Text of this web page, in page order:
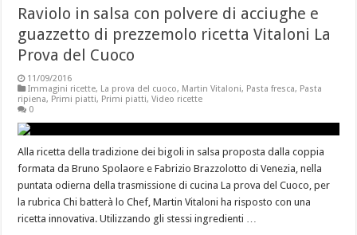
Raviolo in salsa con polvere di acciughe e
guazzetto di prezzemolo ricetta Vitaloni La
Prova del Cuoco
11/09/2016
Immagini ricette, La prova del cuoco, Martin Vitaloni, Pasta fresca, Pasta
ripiena, Primi piatti, Primi piatti,Video ricette
0
Alla ricetta della tradizione dei bigoli in salsa proposta dalla coppia
formata da Bruno Spolaore e Fabrizio Brazzolotto di Venezia, nella
puntata odierna della trasmissione di cucina La prova del Cuoco, per
la rubrica Chi batterà lo Chef, Martin Vitaloni ha risposto con una
ricetta innovativa. Utilizzando gli stessi ingredienti …